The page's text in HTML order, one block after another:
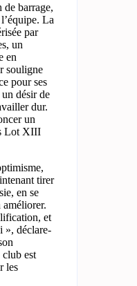
de barrage,
La
par
un
en
souligne
pour ses
désir de
dur.
un
Lot XIII
tirer
en se
améliorer.
et
», déclare-
club est
les